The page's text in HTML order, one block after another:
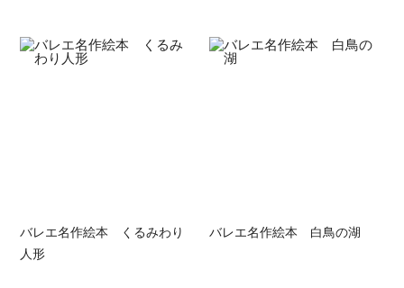
バレエ名作絵本 くるみわり
人形
バレエ名作絵本 白鳥の湖